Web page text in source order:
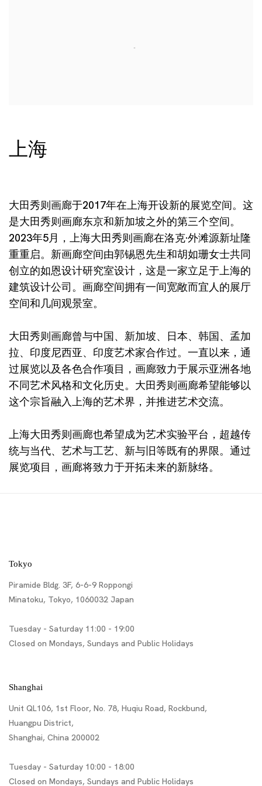
上海
大田秀则画廊于2017年在上海开设新的展览空间。这
是大田秀则画廊东京和新加坡之外的第三个空间。
2023年5月，上海大田秀则画廊在洛克·外滩源新址隆
重重启。新画廊空间由郭锡恩先生和胡如珊女士共同
创立的如恩设计研究室设计，这是一家立足于上海的
建筑设计公司。画廊空间拥有一间宽敞而宜人的展厅
空间和几间观景室。
大田秀则画廊曾与中国、新加坡、日本、韩国、孟加
拉、印度尼西亚、印度艺术家合作过。一直以来，通
过展览以及各色合作项目，画廊致力于展示亚洲各地
不同艺术风格和文化历史。大田秀则画廊希望能够以
这个宗旨融入上海的艺术界，并推进艺术交流。
上海大田秀则画廊也希望成为艺术实验平台，超越传
统与当代、艺术与工艺、新与旧等既有的界限。通过
展览项目，画廊将致力于开拓未来的新脉络。
Tokyo
Piramide Bldg. 3F, 6-6-9 Roppongi
Minatoku, Tokyo, 1060032 Japan
Tuesday - Saturday 11:00 - 19:00
Closed on Mondays, Sundays and Public Holidays
Shanghai
Unit QL106, 1st Floor, No. 78, Huqiu Road, Rockbund,
Huangpu District,
Shanghai, China 200002
Tuesday - Saturday 10:00 - 18:00
Closed on Mondays, Sundays and Public Holidays